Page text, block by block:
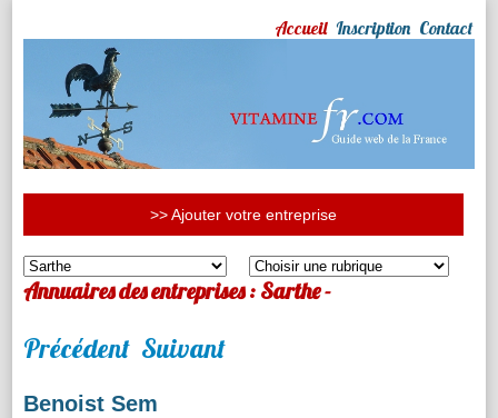
Accueil Inscription Contact
>> Ajouter votre entreprise
Annuaires des entreprises : Sarthe -
Précédent Suivant
Benoist Sem